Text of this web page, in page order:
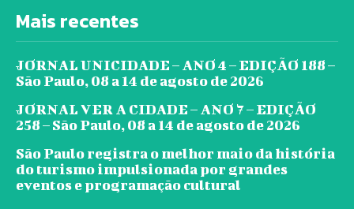
Mais recentes
JORNAL UNICIDADE – ANO 4 – EDIÇÃO 188 –
São Paulo, 08 a 14 de agosto de 2026
JORNAL VER A CIDADE – ANO 7 – EDIÇÃO
258 – São Paulo, 08 a 14 de agosto de 2026
São Paulo registra o melhor maio da história
do turismo impulsionada por grandes
eventos e programação cultural